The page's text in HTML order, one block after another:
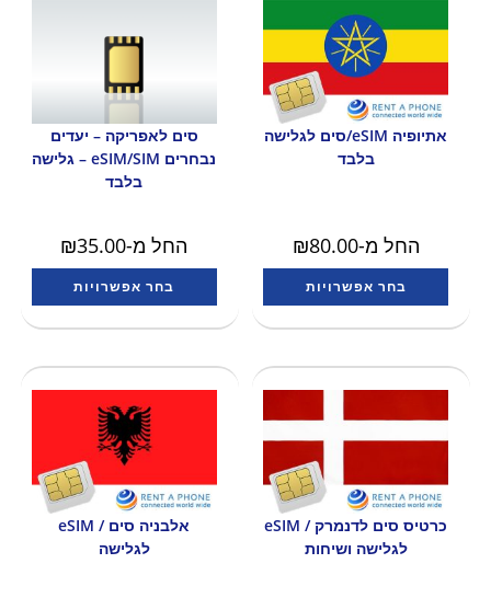
אתיופיה eSIM/סים לגלישה
בלבד
החל מ- ₪80.00
בחר אפשרויות
סים לאפריקה – יעדים
נבחרים eSIM/SIM – גלישה
בלבד
החל מ- ₪35.00
בחר אפשרויות
כרטיס סים לדנמרק / eSIM
לגלישה ושיחות
אלבניה סים / eSIM
לגלישה